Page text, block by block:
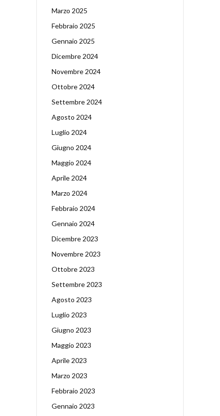
Marzo 2025
Febbraio 2025
Gennaio 2025
Dicembre 2024
Novembre 2024
Ottobre 2024
Settembre 2024
Agosto 2024
Luglio 2024
Giugno 2024
Maggio 2024
Aprile 2024
Marzo 2024
Febbraio 2024
Gennaio 2024
Dicembre 2023
Novembre 2023
Ottobre 2023
Settembre 2023
Agosto 2023
Luglio 2023
Giugno 2023
Maggio 2023
Aprile 2023
Marzo 2023
Febbraio 2023
Gennaio 2023